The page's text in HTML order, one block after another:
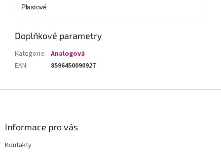
Plastové
Doplňkové parametry
Kategorie: Analogová
EAN: 8596450090927
Informace pro vás
Kontakty